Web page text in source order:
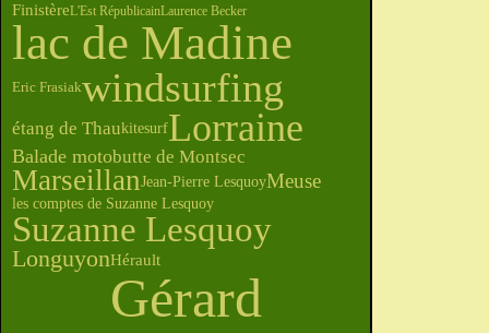
FinistèreL'Est RépublicainLaurence Becker
lac de Madine
Eric Frasiakwindsurfing
étang de ThaukitesurfLorraine
Balade motobutte de Montsec
MarseillanJean-Pierre LesquoyMeuse
les comptes de Suzanne Lesquoy
Suzanne Lesquoy
LonguyonHérault
Gérard